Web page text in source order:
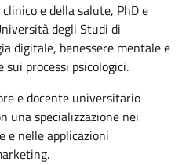
e della salute, PhD e
degli Studi di
digitale, benessere mentale e
processi psicologici.
e docente universitario
una specializzazione nei
e nelle applicazioni